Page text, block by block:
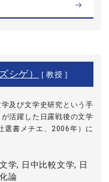
ゲ） [ 教授 ]
及び文学史研究という手
活躍した日露戦後の文学
選書メチエ、2006年）に
学, 日中比較文学, 日
論